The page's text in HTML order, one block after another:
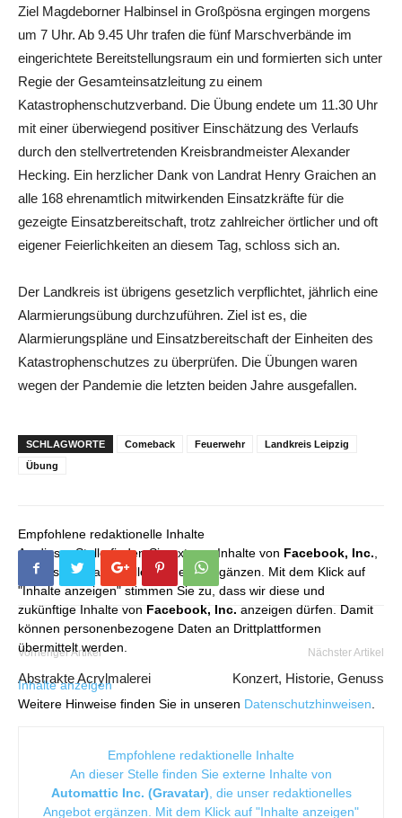
Ziel Magdeborner Halbinsel in Großpösna ergingen morgens
um 7 Uhr. Ab 9.45 Uhr trafen die fünf Marschverbände im
eingerichtete Bereitstellungsraum ein und formierten sich unter
Regie der Gesamteinsatzleitung zu einem
Katastrophenschutzverband. Die Übung endete um 11.30 Uhr
mit einer überwiegend positiver Einschätzung des Verlaufs
durch den stellvertretenden Kreisbrandmeister Alexander
Hecking. Ein herzlicher Dank von Landrat Henry Graichen an
alle 168 ehrenamtlich mitwirkenden Einsatzkräfte für die
gezeigte Einsatzbereitschaft, trotz zahlreicher örtlicher und oft
eigener Feierlichkeiten an diesem Tag, schloss sich an.
Der Landkreis ist übrigens gesetzlich verpflichtet, jährlich eine
Alarmierungsübung durchzuführen. Ziel ist es, die
Alarmierungspläne und Einsatzbereitschaft der Einheiten des
Katastrophenschutzes zu überprüfen. Die Übungen waren
wegen der Pandemie die letzten beiden Jahre ausgefallen.
SCHLAGWORTE Comeback Feuerwehr
Landkreis Leipzig
Übung
Empfohlene redaktionelle Inhalte
An dieser Stelle finden Sie externe Inhalte von Facebook, Inc.,
die unser redaktionelles Angebot ergänzen. Mit dem Klick auf
"Inhalte anzeigen" stimmen Sie zu, dass wir diese und
zukünftige Inhalte von Facebook, Inc. anzeigen dürfen. Damit
können personenbezogene Daten an Drittplattformen
übermittelt werden.
Inhalte anzeigen
Weitere Hinweise finden Sie in unseren Datenschutzhinweisen.
Vorheriger Artikel
Abstrakte Acrylmalerei
Nächster Artikel
Konzert, Historie, Genuss
Empfohlene redaktionelle Inhalte
An dieser Stelle finden Sie externe Inhalte von
Automattic Inc. (Gravatar), die unser redaktionelles
Angebot ergänzen. Mit dem Klick auf "Inhalte anzeigen"